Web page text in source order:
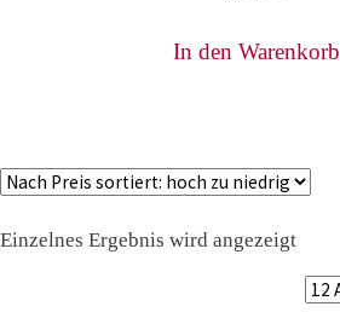
In den Warenkorb
Einzelnes Ergebnis wird angezeigt